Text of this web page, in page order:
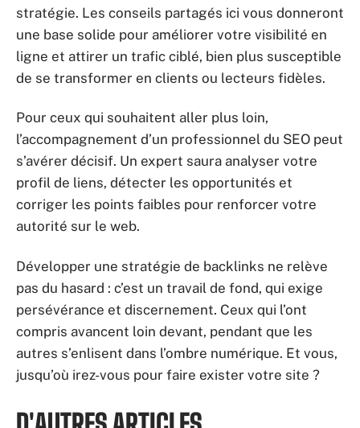
stratégie. Les conseils partagés ici vous donneront
une base solide pour améliorer votre visibilité en
ligne et attirer un trafic ciblé, bien plus susceptible
de se transformer en clients ou lecteurs fidèles.
Pour ceux qui souhaitent aller plus loin,
l’accompagnement d’un professionnel du SEO peut
s’avérer décisif. Un expert saura analyser votre
profil de liens, détecter les opportunités et
corriger les points faibles pour renforcer votre
autorité sur le web.
Développer une stratégie de backlinks ne relève
pas du hasard : c’est un travail de fond, qui exige
persévérance et discernement. Ceux qui l’ont
compris avancent loin devant, pendant que les
autres s’enlisent dans l’ombre numérique. Et vous,
jusqu’où irez-vous pour faire exister votre site ?